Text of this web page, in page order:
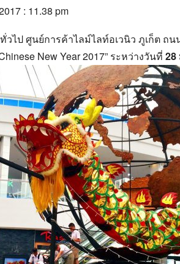
: 11.38 pm
วไปศูนย์การค้าไลม์ไลท์อเวนิว ภูเก็ต ถน
New Year 2017” ระหว่างวันที่ 28